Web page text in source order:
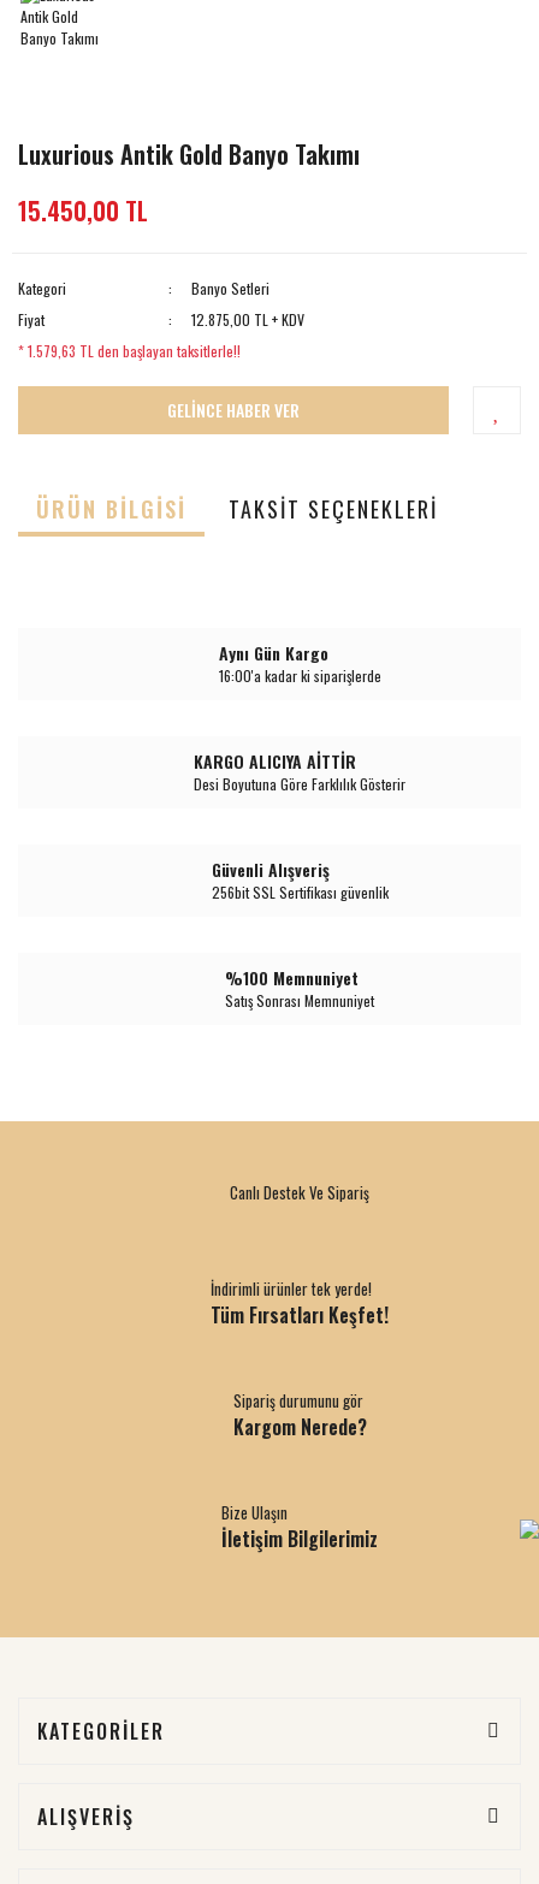
Luxurious Antik Gold Banyo Takımı
15.450,00 TL
Kategori
Banyo Setleri
Fiyat
12.875,00 TL + KDV
* 1.579,63 TL den başlayan taksitlerle!!
GELİNCE HABER VER
ÜRÜN BILGISI TAKSIT SEÇENEKLERI
Aynı Gün Kargo
16:00'a kadar ki siparişlerde
KARGO ALICIYA AİTTİR
Desi Boyutuna Göre Farklılık Gösterir
Güvenli Alışveriş
256bit SSL Sertifikası güvenlik
%100 Memnuniyet
Satış Sonrası Memnuniyet
Canlı Destek Ve Sipariş
İndirimli ürünler tek yerde!
Tüm Fırsatları Keşfet!
Sipariş durumunu gör
Kargom Nerede?
Bize Ulaşın
İletişim Bilgilerimiz
KATEGORİLER
ALIŞVERİŞ